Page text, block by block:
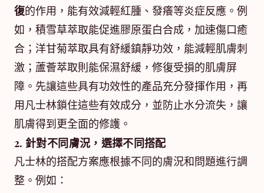
復的作用，能有效減輕紅腫、發癢等炎症反應。例
如，積雪草萃取能促進膠原蛋白合成，加速傷口癒
合；洋甘菊萃取具有舒緩鎮靜功效，能減輕肌膚刺
激；蘆薈萃取則能保濕舒緩，修復受損的肌膚屏
障。先讓這些具有功效性的產品充分發揮作用，再
用凡士林鎖住這些有效成分，並防止水分流失，讓
肌膚得到更全面的修護。
2. 針對不同膚況，選擇不同搭配
凡士林的搭配方案應根據不同的膚況和問題進行調
整。例如：